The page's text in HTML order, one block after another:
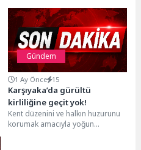
Gündem
1 Ay Önce 15
Karşıyaka’da gürültü
kirliliğine geçit yok!
Kent düzenini ve halkın huzurunu
korumak amacıyla yoğun